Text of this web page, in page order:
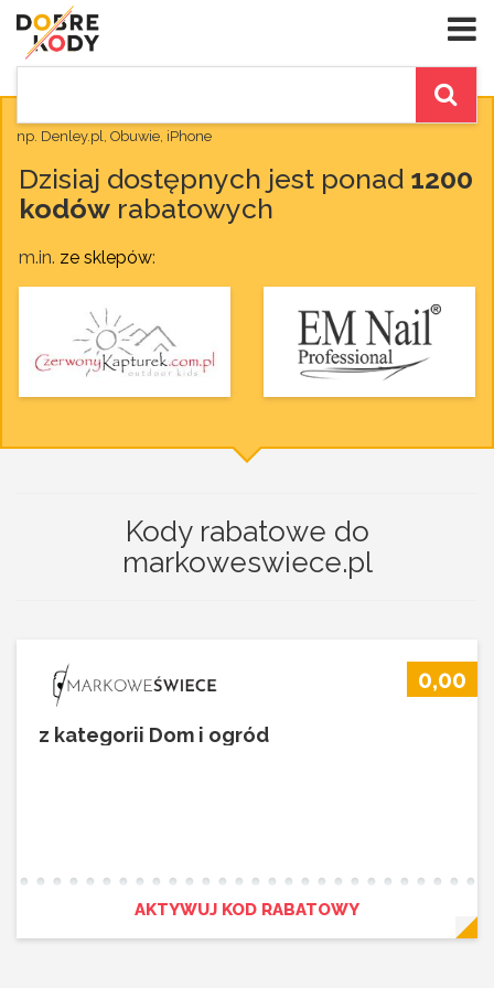
np. Denley.pl, Obuwie, iPhone
Dzisiaj dostępnych jest ponad 1200
kodów rabatowych
m.in. ze sklepów:
Kody rabatowe do
markoweswiece.pl
0,00
z kategorii Dom i ogród
AKTYWUJ KOD RABATOWY